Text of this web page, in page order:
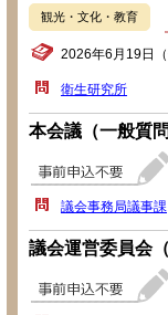
観光・文化・教育
2026年6月19日
衛生研究所
本会議（一般質
議会事務局議事課
議会運営委員会